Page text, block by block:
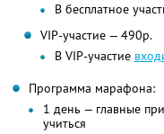
В бесплатное
VIP-участие — 490р.
В VIP-участие
Программа марафона:
1 день — главные
учиться